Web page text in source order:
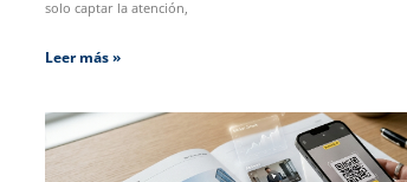
solo captar la atención,
Leer más »